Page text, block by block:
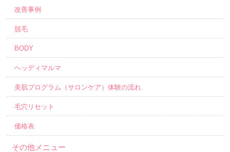
改善事例
脱毛
BODY
ヘッディマルマ
美肌プログラム（サロンケア）体験の流れ
毛穴リセット
価格表
その他メニュー